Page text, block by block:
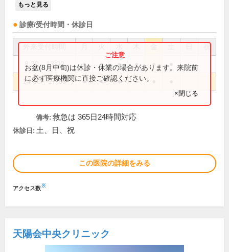
もっと見る
診療/受付時間・休診日
祝
8:30～13:00 ● ● ● ● ●
14:00～17:30 ● ● ● ●
お盆(8月中旬)は休診・休業の場合があります。来院前
に必ず医療機関に直接ご確認ください。
×閉じる
備考: 救急は 365日24時間対応
休診日: 土、日、祝
この医院の詳細をみる
アクセス数※
天陽会中央クリニック